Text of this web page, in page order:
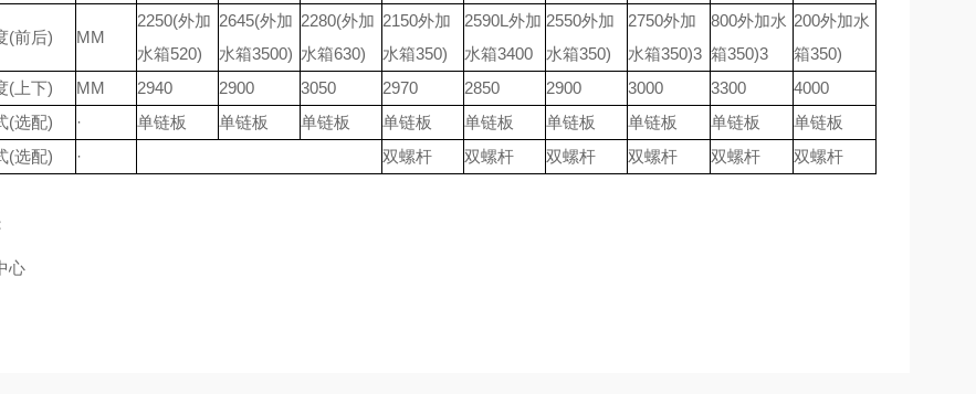
(前后) MM
2250(外加
水箱520)
2645(外加
水箱3500)
2280(外加
水箱630)
2150外加
水箱350)
2590L外加
水箱3400
2550外加
水箱350)
2750外加
水箱350)3
800外加水
箱350)3
200外加水
箱350)
(上下)
MM 2940 2900 3050 2970 2850 2900 3000 3300
4000
(选配)
· 单链板 单链板 单链板 单链板 单链板 单链板 单链板 单链板
单链板
(选配)
· 双螺杆 双螺杆 双螺杆 双螺杆 双螺杆 双螺杆